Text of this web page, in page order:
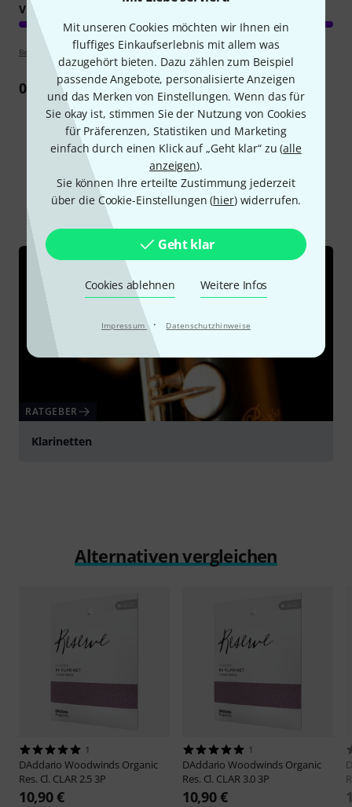
Mit unseren Cookies möchten wir Ihnen ein
fluffiges Einkaufserlebnis mit allem was
dazugehört bieten. Dazu zählen zum Beispiel
passende Angebote, personalisierte Anzeigen
und das Merken von Einstellungen. Wenn das für
Sie okay ist, stimmen Sie der Nutzung von Cookies
für Präferenzen, Statistiken und Marketing
einfach durch einen Klick auf „Geht klar“ zu (alle
anzeigen).
Sie können Ihre erteilte Zustimmung jederzeit
über die Cookie-Einstellungen (hier) widerrufen.
Geht klar
Cookies ablehnen Weitere Infos
Impressum · Datenschutzhinweise
VERARBEITUNG
Bewertungsrichtlinien
0Rezension
Schon gewusst?
Alle Ratgeber
RATGEBER
Klarinetten
Alternativen vergleichen
1
DAddario Woodwinds Organic
Res. Cl. CLAR 2.5 3P
10,90 €
1
DAddario Woodwinds Organic
Res. Cl. CLAR 3.0 3P
10,90 €